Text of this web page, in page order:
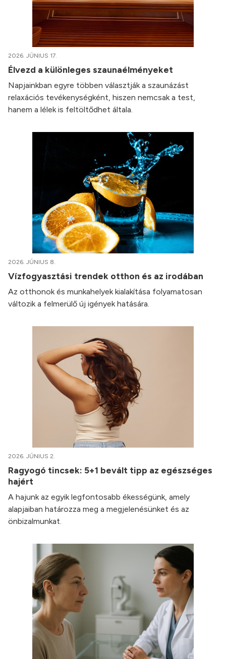
2026. JÚNIUS 17.
Élvezd a különleges szaunaélményeket
Napjainkban egyre többen választják a szaunázást
relaxációs tevékenységként, hiszen nemcsak a test,
hanem a lélek is feltöltődhet általa.
2026. JÚNIUS 8.
Vízfogyasztási trendek otthon és az irodában
Az otthonok és munkahelyek kialakítása folyamatosan
változik a felmerülő új igények hatására.
2026. JÚNIUS 2.
Ragyogó tincsek: 5+1 bevált tipp az egészséges
hajért
A hajunk az egyik legfontosabb ékességünk, amely
alapjaiban határozza meg a megjelenésünket és az
önbizalmunkat.